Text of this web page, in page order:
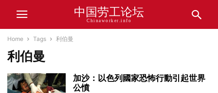
中国劳工论坛
Chinaworker.info
Home Tags 利伯曼
利伯曼
加沙：以色列國家恐怖行動引起世界
公憤